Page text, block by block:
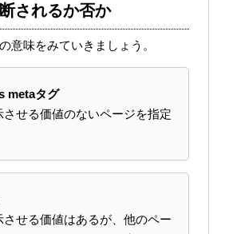
されるか否か
意味をみていきましょう。
metaタグ
せる価値のないページを指定
せる価値はあるが、他のペー